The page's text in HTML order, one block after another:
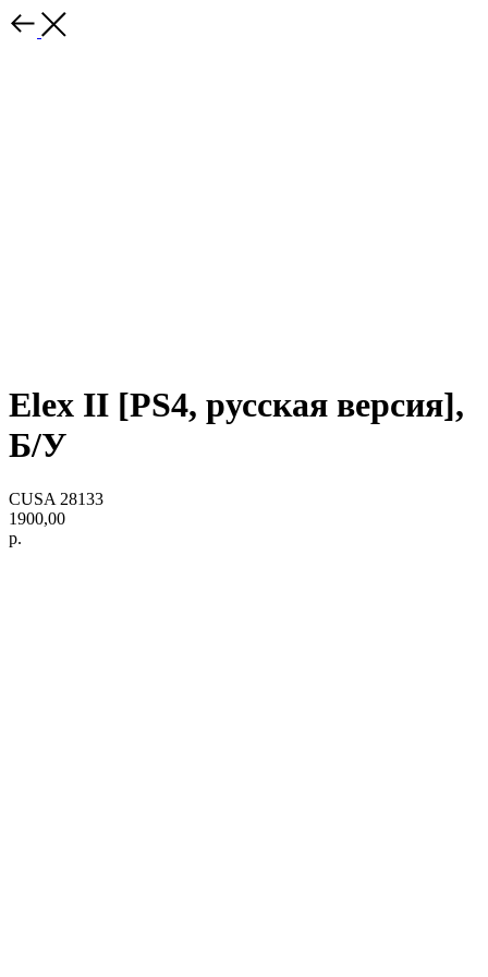
Elex II [PS4, русская версия],
Б/У
CUSA 28133
1900,00
р.